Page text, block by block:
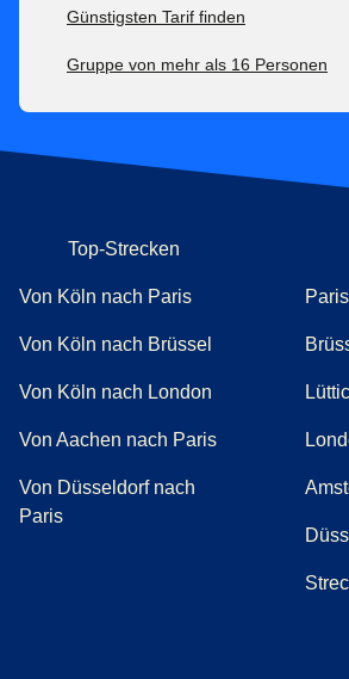
Günstigsten Tarif finden
Gruppe von mehr als 16 Personen
Top-Strecken
Von Köln nach Paris
Von Köln nach Brüssel
Von Köln nach London
Von Aachen nach Paris
Von Düsseldorf nach
Paris
Paris